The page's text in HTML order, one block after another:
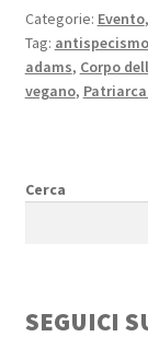
Categorie: Evento,
Tag: antispecismo
adams, Corpo
vegano,
Cerca
SEGUICI